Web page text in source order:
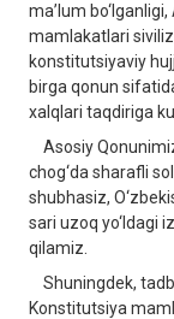
ma’lum
mamlakatlari
konstitutsiyaviy
birga qonun
xalqlari taqdiriga
Asosiy
chog‘da sharafli
shubhasiz,
sari uzoq yo‘ldagi
qilamiz.
Shuningdek,
Konstitutsiya